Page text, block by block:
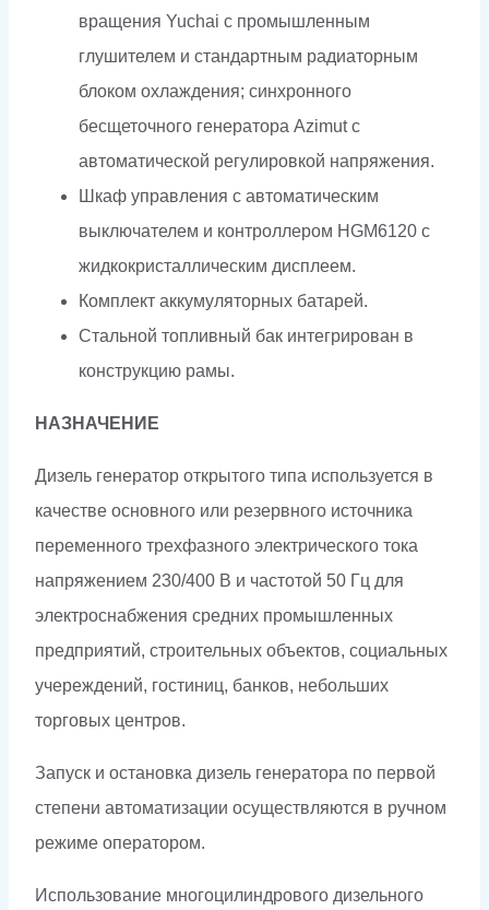
вращения Yuchai с промышленным
глушителем и стандартным радиаторным
блоком охлаждения; синхронного
бесщеточного генератора Azimut c
автоматической регулировкой напряжения.
Шкаф управления с автоматическим
выключателем и контроллером HGM6120 с
жидкокристаллическим дисплеем.
Комплект аккумуляторных батарей.
Стальной топливный бак интегрирован в
конструкцию рамы.
НАЗНАЧЕНИЕ
Дизель генератор открытого типа используется в
качестве основного или резервного источника
переменного трехфазного электрического тока
напряжением 230/400 В и частотой 50 Гц для
электроснабжения средних промышленных
предприятий, строительных объектов, социальных
учереждений, гостиниц, банков, небольших
торговых центров.
Запуск и остановка дизель генератора по первой
степени автоматизации осуществляются в ручном
режиме оператором.
Использование многоцилиндрового дизельного